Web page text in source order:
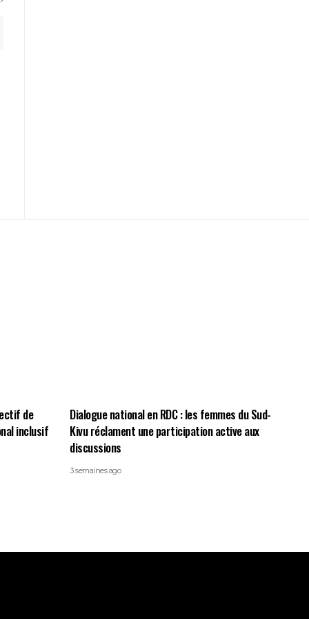
de
inclusif
Dialogue national en RDC : les femmes du Sud-
Kivu réclament une participation active aux
discussions
3 semaines ago